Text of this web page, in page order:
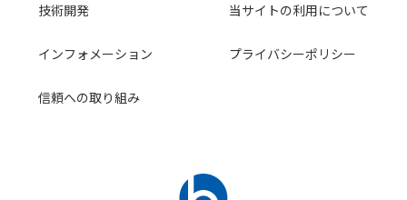
技術開発
インフォメーション
信頼への取り組み
当サイトの利用について
プライバシーポリシー